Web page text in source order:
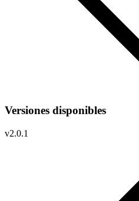
Versiones disponibles
v2.0.1